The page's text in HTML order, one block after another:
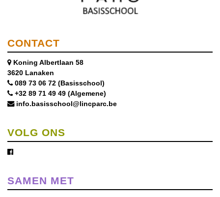
CONTACT
Koning Albertlaan 58
3620 Lanaken
089 73 06 72 (Basisschool)
+32 89 71 49 49 (Algemene)
info.basisschool@lincparc.be
VOLG ONS
SAMEN MET